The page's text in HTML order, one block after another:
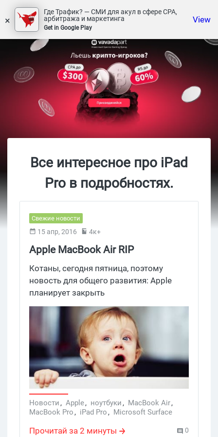
×
Где Трафик? — СМИ для акул в сфере СРА,
арбитража и маркетинга
Get in Google Play
View
Все интересное про iPad
Pro в подробностях.
Свежие новости
15 апр, 2016 4к+
Apple MacBook Air RIP
Котаны, сегодня пятница, поэтому
новость для общего развития: Apple
планирует закрыть
линейку MacBook Air, потому что она как
бэ изжила себя, а современные
технологии позволяют избавиться от
компромиссов и засунуть в те же самые
габариты систему на пару левлов выше.
:3 В общем, аиры перестанут
обновляться уже в этом году, самые
бюджетные яблочные ноуты исчезнут
из продажи, а партнеркам придется
дарить своим любимым
арбитражникам макбуки и айпады про.
Новости, Apple, ноутбуки, MacBook Air,
MacBook Pro, iPad Pro, Microsoft Surface
Прочитай за 2 минуты 0